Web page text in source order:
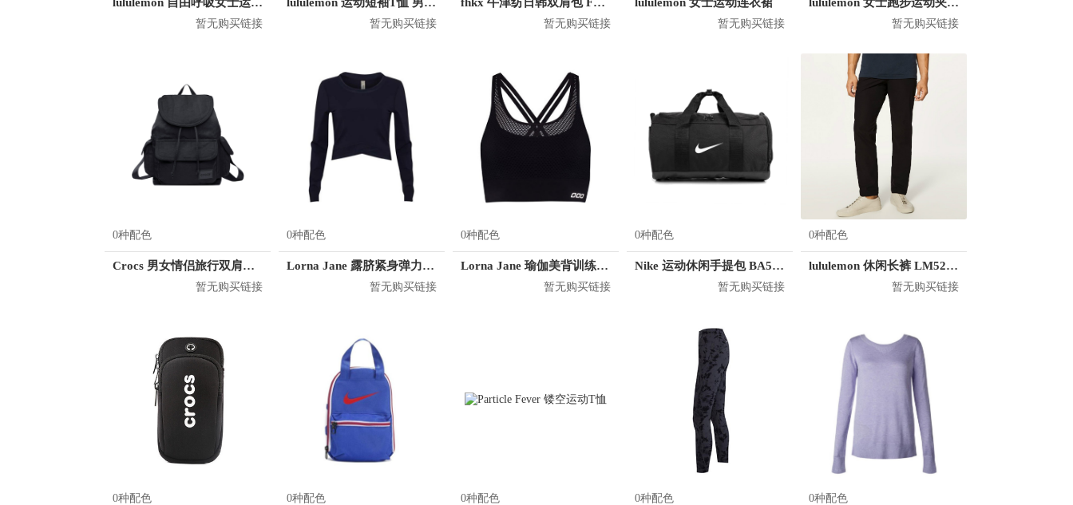
暂无购买链接 暂无购买链接 暂无购买链接 暂无购买链接 暂无购买链接
0种配色
Crocs 男女情侣旅行双肩背包 CB04A164073
暂无购买链接
0种配色
Lorna Jane 露脐紧身弹力长袖T恤 032028
暂无购买链接
0种配色
Lorna Jane 瑜伽美背训练健身背心 052051
暂无购买链接
0种配色
Nike 运动休闲手提包 BA5797
暂无购买链接
0种配色
lululemon 休闲长裤 LM5280D
暂无购买链接
0种配色 0种配色 0种配色 0种配色 0种配色